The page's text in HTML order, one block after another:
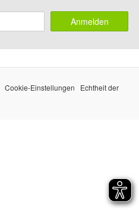
Anmelden
Cookie-Einstellungen
Echtheit der